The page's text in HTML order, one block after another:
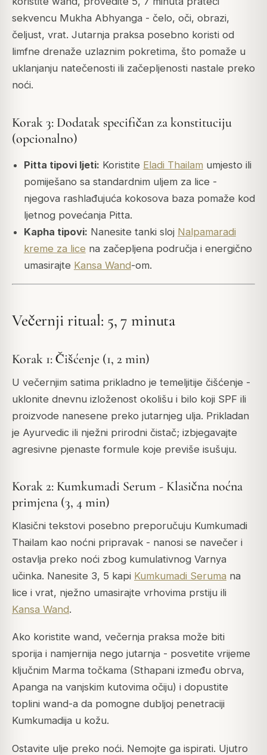
sekvencu Mukha Abhyanga - čelo, oči, obrazi,
čeljust, vrat. Jutarnja praksa posebno koristi od
limfne drenaže uzlaznim pokretima, što pomaže u
uklanjanju natečenosti ili začepljenosti nastale preko
noći.
Korak 3: Dodatak specifičan za konstituciju
(opcionalno)
Pitta tipovi ljeti: Koristite Eladi Thailam umjesto ili
pomiješano sa standardnim uljem za lice -
njegova rashlađujuća kokosova baza pomaže kod
ljetnog povećanja Pitta.
Kapha tipovi: Nanesite tanki sloj Nalpamaradi
kreme za lice na začepljena područja i energično
umasirajte Kansa Wand-om.
Večernji ritual: 5, 7 minuta
Korak 1: Čišćenje (1, 2 min)
U večernjim satima prikladno je temeljitije čišćenje -
uklonite dnevnu izloženost okolišu i bilo koji SPF ili
proizvode nanesene preko jutarnjeg ulja. Prikladan
je Ayurvedic ili nježni prirodni čistač; izbjegavajte
agresivne pjenaste formule koje previše isušuju.
Korak 2: Kumkumadi Serum - Klasična noćna
primjena (3, 4 min)
Klasični tekstovi posebno preporučuju Kumkumadi
Thailam kao noćni pripravak - nanosi se navečer i
ostavlja preko noći zbog kumulativnog Varnya
učinka. Nanesite 3, 5 kapi Kumkumadi Seruma na
lice i vrat, nježno umasirajte vrhovima prstiju ili
Kansa Wand.
Ako koristite wand, večernja praksa može biti
sporija i namjernija nego jutarnja - posvetite vrijeme
ključnim Marma točkama (Sthapani između obrva,
Apanga na vanjskim kutovima očiju) i dopustite
toplini wand-a da pomogne dubljoj penetraciji
Kumkumadija u kožu.
Ostavite ulje preko noći. Nemojte ga ispirati. Ujutro